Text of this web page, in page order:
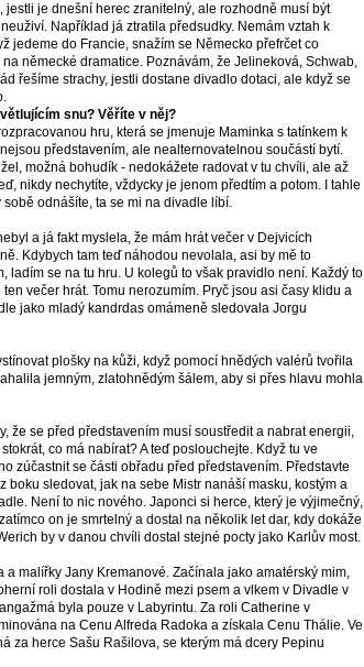
je dnešní herec zranitelný, ale rozhodně musí být
Například já ztratila předsudky. Nemám vztah k
jedeme do Francie, snažím se Německo přefrčet co
německé dramatice. Poznávám, že Jelineková, Schwab,
řešíme strachy, jestli dostane divadlo dotaci, ale když se
snu? Věříte v něj?
hru, která se jmenuje Maminka s tatínkem k
představením, ale nealternovatelnou součástí bytí.
možná bohudík - nedokážete radovat v tu chvíli, ale až
nikdy nechytíte, vždycky je jenom předtím a potom. I tahle
odnášíte, ta se mi na divadle líbí.
a já fakt myslela, že mám hrát večer v Dejvicích
Kdybych tam teď náhodou nevolala, asi by mě to
se na tu hru. U kolegů to však pravidlo není. Každý to
večer hrát. Tomu nerozumím. Pryč jsou asi časy klidu a
jako mladý kandrdas omámeně sledovala Jorgu
plošky na kůži, když pomocí hnědých valérů tvořila
jemným, zlatohnědým šálem, aby si přes hlavu mohla
že se před představením musí soustředit a nabrat energii,
co má nabírat? A teď poslouchejte. Když tu ve
zúčastnit se části obřadu před představením. Představte
sledovat, jak na sebe Mistr nanáší masku, kostým a
Není to nic nového. Japonci si herce, který je výjimečný,
on je smrtelný a dostal na několik let dar, kdy dokáže
by v danou chvíli dostal stejné pocty jako Karlův most.
a malířky Jany Kremanové. Začínala jako amatérský mim,
roli dostala v Hodině mezi psem a vlkem v Divadle v
byla pouze v Labyrintu. Za roli Catherine v
na Cenu Alfreda Radoka a získala Cenu Thálie. Ve
za herce Sašu Rašilova, se kterým má dcery Pepinu